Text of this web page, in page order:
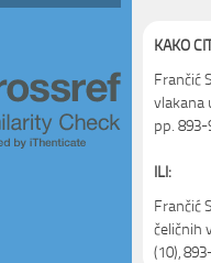
KAKO
Frančić
vlakana
pp. 893-
ILI:
Frančić
čeličnih
(10),